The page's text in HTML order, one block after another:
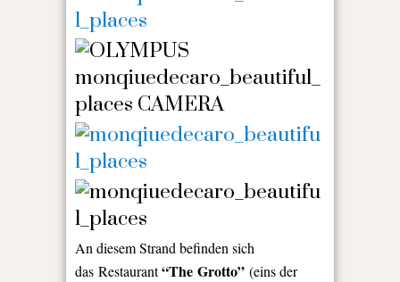
An diesem Strand befinden sich
das Restaurant“The Grotto” (eins der